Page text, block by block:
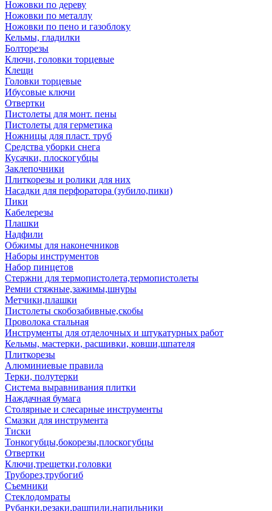
Ножовки по дереву
Ножовки по металлу
Ножовки по пено и газоблоку
Кельмы, гладилки
Болторезы
Ключи, головки торцевые
Клещи
Головки торцевые
Ибусовые ключи
Отвертки
Пистолеты для монт. пены
Пистолеты для герметика
Ножницы для пласт. труб
Средства уборки снега
Кусачки, плоскогубцы
Заклепочники
Плиткорезы и ролики для них
Насадки для перфоратора (зубило,пики)
Пики
Кабелерезы
Плашки
Надфили
Обжимы для наконечников
Наборы инструментов
Набор пинцетов
Стержни для термопистолета,термопистолеты
Ремни стяжные,зажимы,шнуры
Метчики,плашки
Пистолеты скобозабивные,скобы
Проволока стальная
Инструменты для отделочных и штукатурных работ
Кельмы, мастерки, расшивки, ковши,шпателя
Плиткорезы
Алюминиевые правила
Терки, полутерки
Система выравнивания плитки
Наждачная бумага
Столярные и слесарные инструменты
Смазки для инструмента
Тиски
Тонкогубцы,бокорезы,плоскогубцы
Отвертки
Ключи,трещетки,головки
Труборез,трубогиб
Съемники
Стеклодомраты
Рубанки,резаки,рашпили,напильники